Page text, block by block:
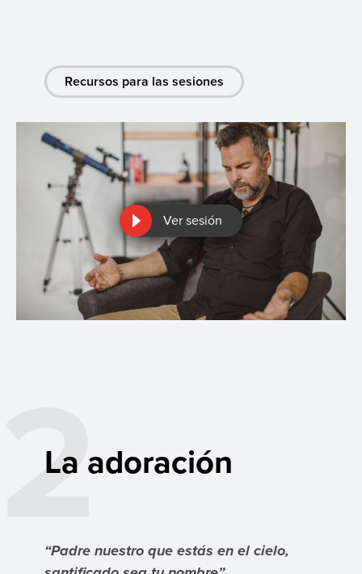
Recursos para las sesiones
Ver sesión
2
La adoración
“Padre nuestro que estás en el cielo,